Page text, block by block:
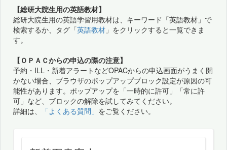
【総研大院生用の英語教材】
総研大院生用の英語学習用教材は、キーワード「英語教材」で
検索するか、タグ「英語教材 」をクリックすると一覧できま
す。
【ＯＰＡＣからの申込の際の注意】
予約・ILL・新着アラートなどOPACからの申込画面がうまく開
かない場合、ブラウザのポップアップブロック設定が原因の可
能性があります。ポップアップを「一時的に許可」「常に許
可」など、ブロックの解除を試してみてください。
詳細は、
「よくある質問」 をご覧ください。